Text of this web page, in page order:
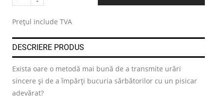
Prețul include TVA
DESCRIERE PRODUS
Exista oare o metodă mai bună de a transmite urări
sincere și de a împărți bucuria sărbătorilor cu un pisicar
adevărat?